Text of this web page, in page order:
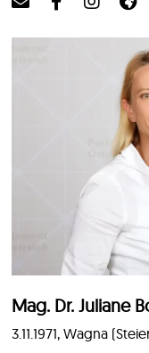
Mag. Dr. Juliane
3.11.1971, Wagna